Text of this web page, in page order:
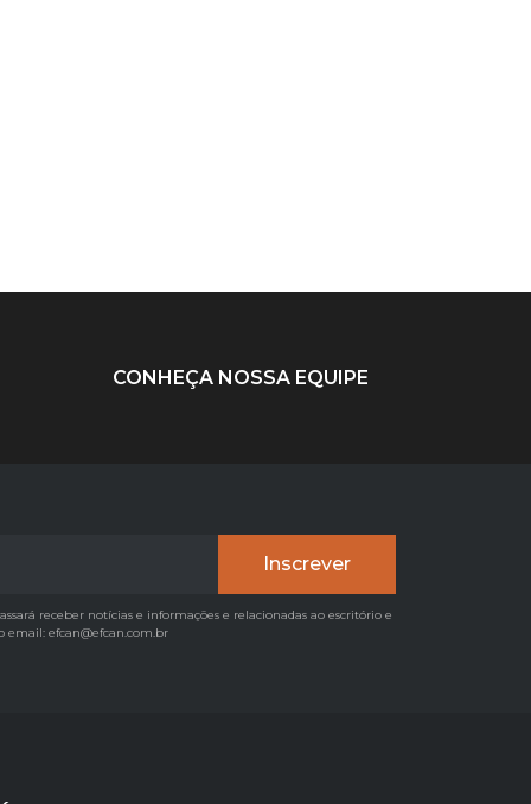
CONHEÇA NOSSA EQUIPE
receber notícias e informações e relacionadas ao escritório e
email: efcan@efcan.com.br